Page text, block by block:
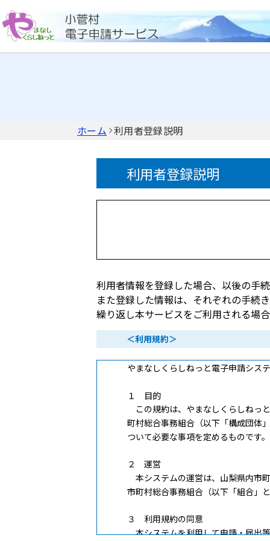
ホーム 利用者登録説明
利用者登録説明
利用者情報を登録した場合、以後の手
また登録した情報は、それぞれの手続
繰り返し本サービスをご利用される場
＜利用規約＞
やまなしくらしねっと電子申請シス
１ 目的
この規約は、やまなしくらしねっ
町村総合事務組合（以下「構成団体
ついて必要な事項を定めるものです。
２ 運営
本システムの運営は、山梨県内市
市町村総合事務組合（以下「組合」
３ 利用規約の同意
本システムを利用して申請・届出等